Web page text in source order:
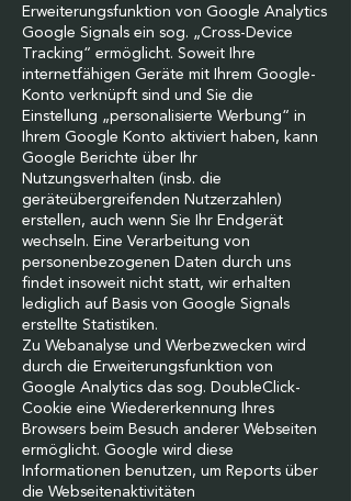
Erweiterungsfunktion von Google Analytics
Google Signals ein sog. „Cross-Device
Tracking“ ermöglicht. Soweit Ihre
internetfähigen Geräte mit Ihrem Google-
Konto verknüpft sind und Sie die
Einstellung „personalisierte Werbung“ in
Ihrem Google Konto aktiviert haben, kann
Google Berichte über Ihr
Nutzungsverhalten (insb. die
geräteübergreifenden Nutzerzahlen)
erstellen, auch wenn Sie Ihr Endgerät
wechseln. Eine Verarbeitung von
personenbezogenen Daten durch uns
findet insoweit nicht statt, wir erhalten
lediglich auf Basis von Google Signals
erstellte Statistiken.
Zu Webanalyse und Werbezwecken wird
durch die Erweiterungsfunktion von
Google Analytics das sog. DoubleClick-
Cookie eine Wiedererkennung Ihres
Browsers beim Besuch anderer Webseiten
ermöglicht. Google wird diese
Informationen benutzen, um Reports über
die Webseitenaktivitäten